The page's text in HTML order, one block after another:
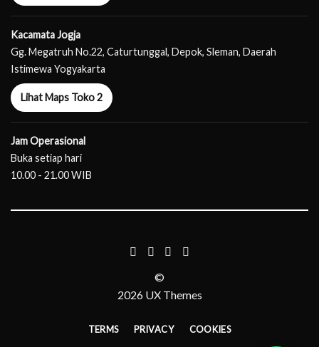
Kacamata Jogja
Gg. Megatruh No.22, Caturtunggal, Depok, Sleman, Daerah
Istimewa Yogyakarta
Lihat Maps Toko 2
Jam Operasional
Buka setiap hari
10.00 - 21.00 WIB
©
2026 UX Themes
TERMS PRIVACY COOKIES